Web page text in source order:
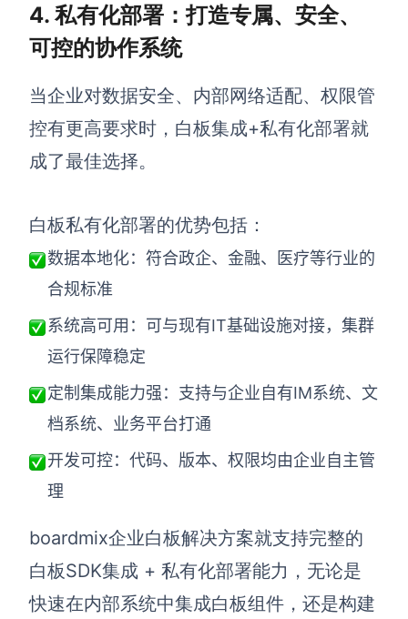
4. 私有化部署：打造专属、安全、
可控的协作系统
当企业对数据安全、内部网络适配、权限管
控有更高要求时，白板集成+私有化部署就
成了最佳选择。
白板私有化部署的优势包括：
数据本地化：符合政企、金融、医疗等行业的
合规标准
系统高可用：可与现有IT基础设施对接，集群
运行保障稳定
定制集成能力强：支持与企业自有IM系统、文
档系统、业务平台打通
开发可控：代码、版本、权限均由企业自主管
理
boardmix企业白板解决方案就支持完整的
白板SDK集成 + 私有化部署能力，无论是
快速在内部系统中集成白板组件，还是构建